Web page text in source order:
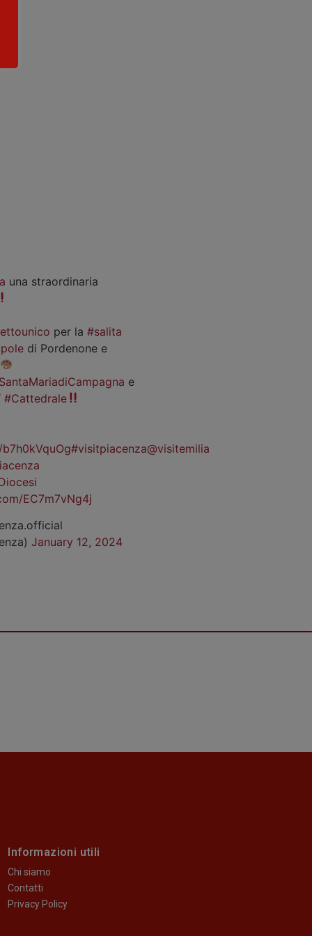
una straordinaria
per la#salita
di Pordenone e
e
#Cattedrale
#visitpiacenza@visitemilia
EC7m7vNg4j
January 12, 2024
Informazioni utili
Chi siamo
Contatti
Privacy Policy